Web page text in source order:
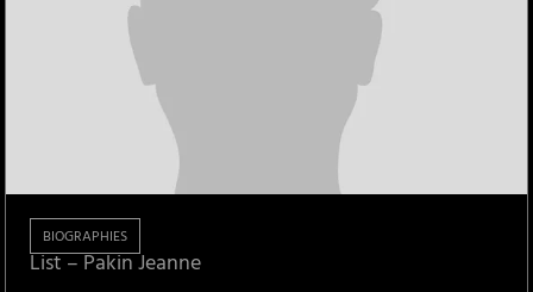
BIOGRAPHIES
List – Pakin Jeanne